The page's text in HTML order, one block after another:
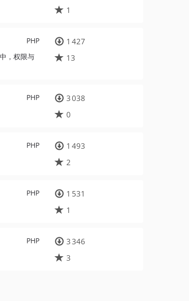
1
PHP
，权限与
1 427
13
PHP
3 038
0
PHP
1 493
2
PHP
1 531
1
PHP
3 346
3